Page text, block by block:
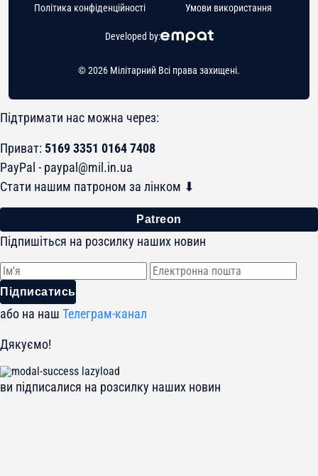
© 2026 Мілітарний Всі права захищені.
Developed by:
Політика конфіденційності Умови використання
Підтримати нас можна через:
Приват: 5169 3351 0164 7408
PayPal - paypal@mil.in.ua
Стати нашим патроном за лінком ⬇
Patreon
Підпишіться на розсилку наших новин
Підписатись
або на наш Телеграм-канал
Дякуємо!
ви підписалися на розсилку наших новин